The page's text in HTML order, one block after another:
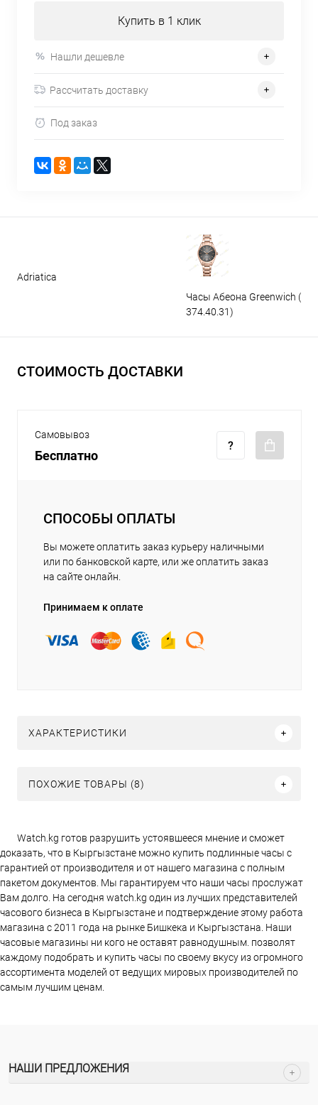
Купить в 1 клик
Нашли дешевле
Рассчитать доставку
Под заказ
Adriatica
Часы Абеона Greenwich (GW
374.40.31)
СТОИМОСТЬ ДОСТАВКИ
Самовывоз
Бесплатно
СПОСОБЫ ОПЛАТЫ
Вы можете оплатить заказ курьеру наличными
или по банковской карте, или же оплатить заказ
на сайте онлайн.
Принимаем к оплате
ХАРАКТЕРИСТИКИ
ПОХОЖИЕ ТОВАРЫ (8)
Watch.kg готов разрушить устоявшееся мнение и сможет
доказать, что в Кыргызстане можно купить подлинные часы с
гарантией от производителя и от нашего магазина с полным
пакетом документов. Мы гарантируем что наши часы прослужат
Вам долго. На сегодня watch.kg один из лучших представителей
часового бизнеса в Кыргызстане и подтверждение этому работа
магазина c 2011 года на рынке Бишкека и Кыргызстана. Наши
часовые магазины ни кого не оставят равнодушным. позволят
каждому подобрать и купить часы по своему вкусу из огромного
ассортимента моделей от ведущих мировых производителей по
самым лучшим ценам.
НАШИ ПРЕДЛОЖЕНИЯ